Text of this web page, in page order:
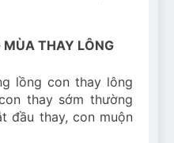
THAY LÔNG
lồng con thay lông
thay sớm thường
đầu thay, con muộn